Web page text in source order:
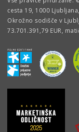
cesta 19, 1000
Okrožno sodišče v
73.701.391,79 EUR,